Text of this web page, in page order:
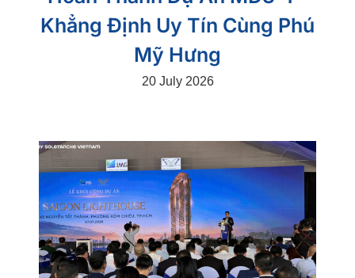
Khẳng Định Uy Tín Cùng Phú
Mỹ Hưng
20 July 2026